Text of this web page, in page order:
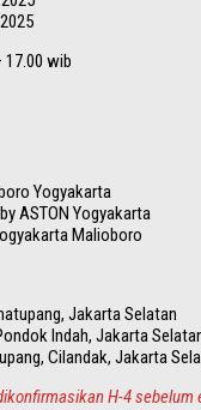
17.00 wib
Yogyakarta
ASTON Yogyakarta
Malioboro
Jakarta Selatan
Indah, Jakarta
Cilandak, Jakarta
H-4 sebelum